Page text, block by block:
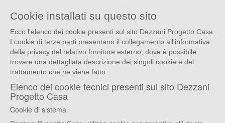
Cookie installati su questo sito
Ecco l'elenco dei cookie presenti sul sito Dezzani Progetto Casa.
I cookie di terze parti presentano il collegamento all'informativa
della privacy del relativo fornitore esterno, dove è possibile
trovare una dettagliata descrizione dei singoli cookie e del
trattamento che ne viene fatto.
Elenco dei cookie tecnici presenti sul sito Dezzani
Progetto Casa
Cookie di sistema